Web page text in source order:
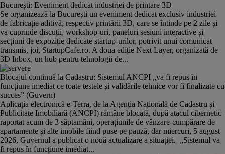
București: Eveniment dedicat industriei de printare 3D
Se organizează la București un eveniment dedicat exclusiv industriei
de fabricație aditivă, respectiv printării 3D, care se întinde pe 2 zile și
va cuprinde discuții, workshop-uri, paneluri sesiuni interactive și
secțiuni de expoziție dedicate startup-urilor, potrivit unui comunicat
transmis, joi, StartupCafe.ro. A doua ediție Next Layer, organizată de
3D Inbox, un hub pentru tehnologii de...
Blocajul continuă la Cadastru: Sistemul ANCPI „va fi repus în
funcțiune imediat ce toate testele și validările tehnice vor fi finalizate cu
succes” (Guvern)
Aplicația electronică e-Terra, de la Agenția Națională de Cadastru și
Publicitate Imobiliară (ANCPI) rămâne blocată, după atacul cibernetic
raportat acum de 3 săptamâni, operațiunile de vânzare-cumpărare de
apartamente și alte imobile fiind puse pe pauză, dar miercuri, 5 august
2026, Guvernul a publicat o nouă actualizare a situației. „Sistemul va
fi repus în funcțiune imediat...